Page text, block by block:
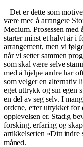
– Det er dette som
være med å arrangere
Medium. Prosessen med
starter minst et halvt år i
arrangement, men vi
når vi setter sammen
som skal være selve
med å hjelpe andre har
som velger en alternativ
eget uttrykk og sin egen
en del av seg selv. I
ordene, etter utrykket for
opplevelsen er. Stadig
forsking, erfaring og
artikkelserien «Ditt indre
måned.